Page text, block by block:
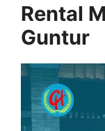
Rental
Guntur